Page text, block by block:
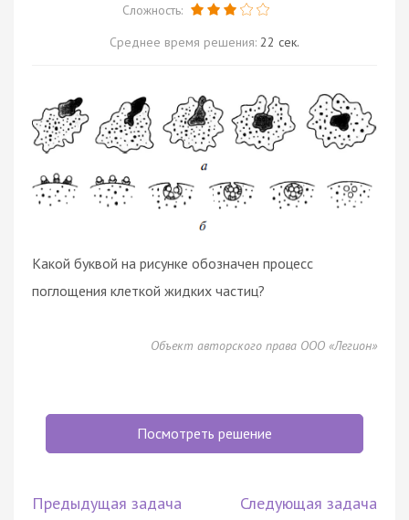
Сложность:
Среднее время решения: 22 сек.
Какой буквой на рисунке обозначен процесс
поглощения клеткой жидких частиц?
Объект авторского права ООО «Легион»
Посмотреть решение
Предыдущая задача Следующая задача